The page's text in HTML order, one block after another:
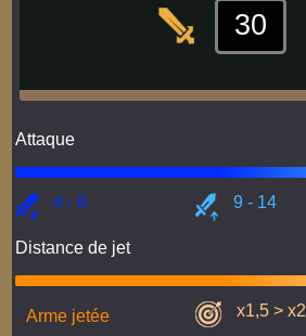
30
Attaque
4 - 8 9 - 14
Distance de jet
Arme jetée x1,5 > x2